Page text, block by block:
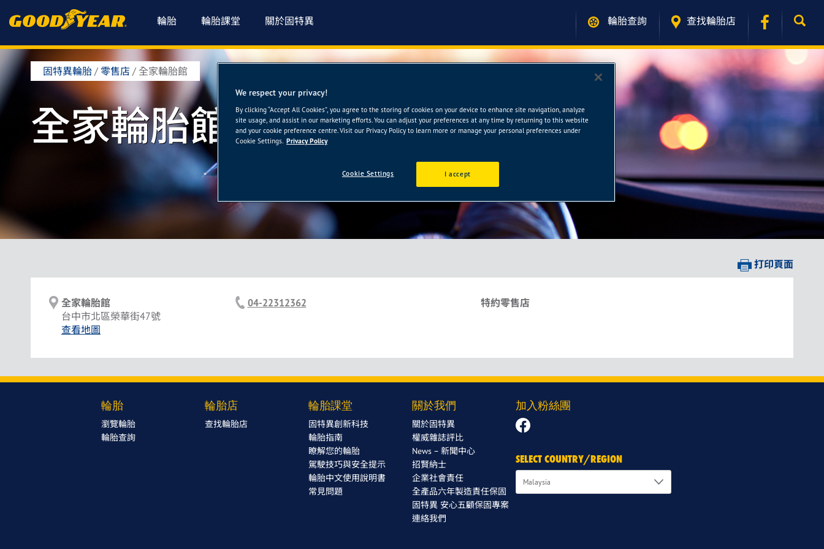
輪胎 輪胎課堂 關於固特異 輪胎查詢 查找輪胎店
固特異輪胎 / 零售店 / 全家輪胎館
全家輪胎館
打印頁面
全家輪胎館
台中市北區榮華街47號
查看地圖
04-22312362 特約零售店
輪胎
瀏覽輪胎
輪胎查詢
輪胎店
查找輪胎店
輪胎課堂
固特異創新科技
輪胎指南
瞭解您的輪胎
駕駛技巧與安全提示
輪胎中文使用說明書
常見問題
關於我們
關於固特異
權威雜誌評比
News – 新聞中心
招賢納士
企業社會責任
全產品六年製造責任保固
固特異 安心五顧保固專案
連絡我們
加入粉絲團
SELECT COUNTRY/REGION
We respect your privacy!
By clicking “Accept All Cookies”, you agree to the storing of cookies on your device to enhance site navigation, analyze
site usage, and assist in our marketing efforts. You can adjust your preferences at any time by returning to this website
and your cookie preference centre. Visit our Privacy Policy to learn more or manage your personal preferences under
Cookie Settings. Privacy Policy
I accept
Cookie Settings